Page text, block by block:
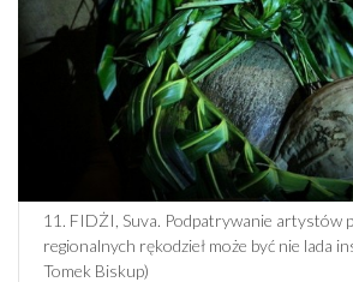
11. FIDŻI, Suva. Podpatrywanie artystów
regionalnych rękodzieł może być nie lada
Tomek Biskup)